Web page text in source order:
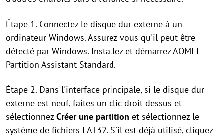
Étape 1. Connectez le disque dur externe à un
ordinateur Windows. Assurez-vous qu'il peut être
détecté par Windows. Installez et démarrez AOMEI
Partition Assistant Standard.
Étape 2. Dans l'interface principale, si le disque dur
externe est neuf, faites un clic droit dessus et
sélectionnezCréer une partition et sélectionnez le
système de fichiers FAT32. S'il est déjà utilisé, cliquez